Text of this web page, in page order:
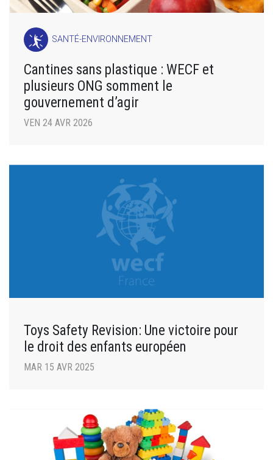
SANTÉ-ENVIRONNEMENT
Cantines sans plastique : WECF et
plusieurs ONG somment le
gouvernement d’agir
VEN 24 AVR 2026
Toys Safety Revision: Une victoire pour
le droit des enfants européen
MAR 15 AVR 2025